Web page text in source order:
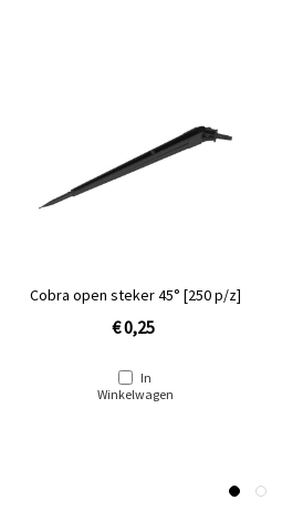
Cobra open steker 45° [250 p/z]
€ 0,25
In
Winkelwagen